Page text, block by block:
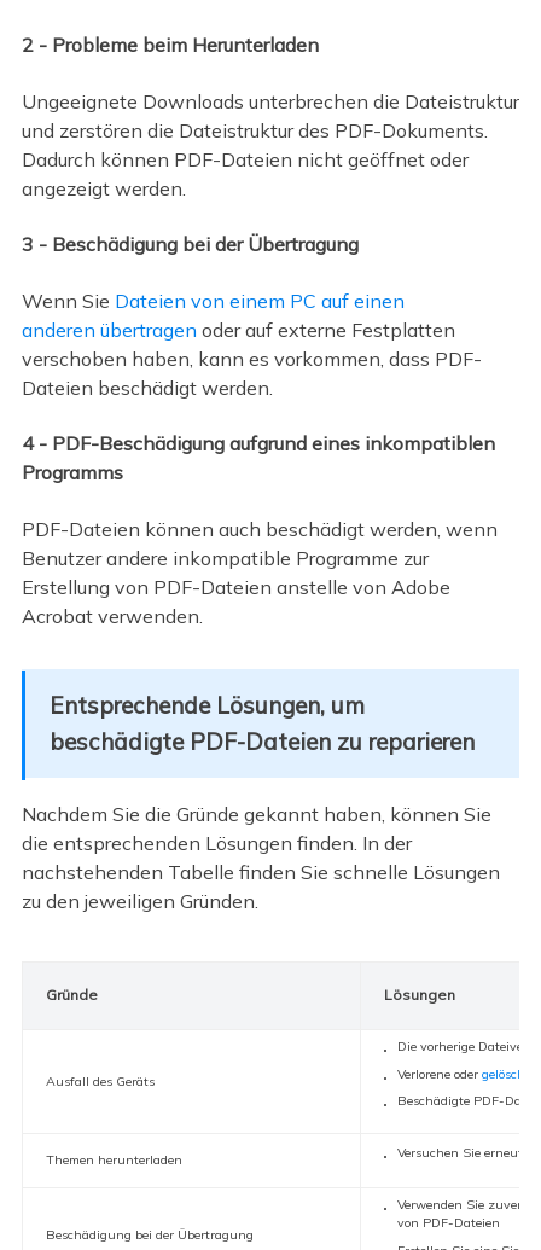
2 - Probleme beim Herunterladen
Ungeeignete Downloads unterbrechen die Dateistruktur
und zerstören die Dateistruktur des PDF-Dokuments.
Dadurch können PDF-Dateien nicht geöffnet oder
angezeigt werden.
3 - Beschädigung bei der Übertragung
Wenn Sie Dateien von einem PC auf einen
anderen übertragen oder auf externe Festplatten
verschoben haben, kann es vorkommen, dass PDF-
Dateien beschädigt werden.
4 - PDF-Beschädigung aufgrund eines inkompatiblen
Programms
PDF-Dateien können auch beschädigt werden, wenn
Benutzer andere inkompatible Programme zur
Erstellung von PDF-Dateien anstelle von Adobe
Acrobat verwenden.
Entsprechende Lösungen, um
beschädigte PDF-Dateien zu reparieren
Nachdem Sie die Gründe gekannt haben, können Sie
die entsprechenden Lösungen finden. In der
nachstehenden Tabelle finden Sie schnelle Lösungen
zu den jeweiligen Gründen.
Gründe Lösungen
Ausfall des Geräts
Die vorherige
Verlorene oder
Beschädigte PDF-
Themen herunterladen Versuchen Sie erneut,
Beschädigung bei der Übertragung
Verwenden Sie
von PDF-Dateien